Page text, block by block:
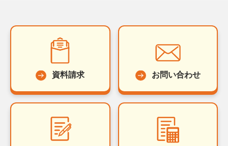
資料請求 お問い合わせ